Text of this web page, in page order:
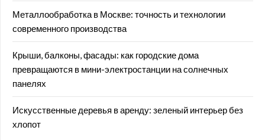
Металлообработка в Москве: точность и технологии
современного производства
Крыши, балконы, фасады: как городские дома
превращаются в мини-электростанции на солнечных
панелях
Искусственные деревья в аренду: зеленый интерьер без
хлопот